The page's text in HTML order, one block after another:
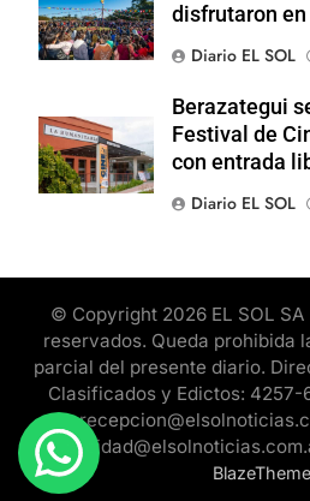
disfrutaron
Diario EL SOL
Berazategui
Festival de
con entrada
Diario EL SOL
© Copyright 2026 EL SOL
reservados. Queda prohibida
parcial del presente diario.
Clasificados y Edictos: 4257-